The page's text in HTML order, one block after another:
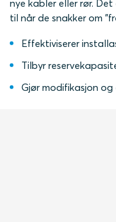
nye kabler eller rør.
til når de snakker om
Effektiviserer
Tilbyr
Gjør modifikasjon